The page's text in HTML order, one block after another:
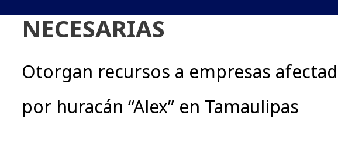
NECESARIAS
Otorgan recursos a empresas
por huracán “Alex” en Tamaulipas